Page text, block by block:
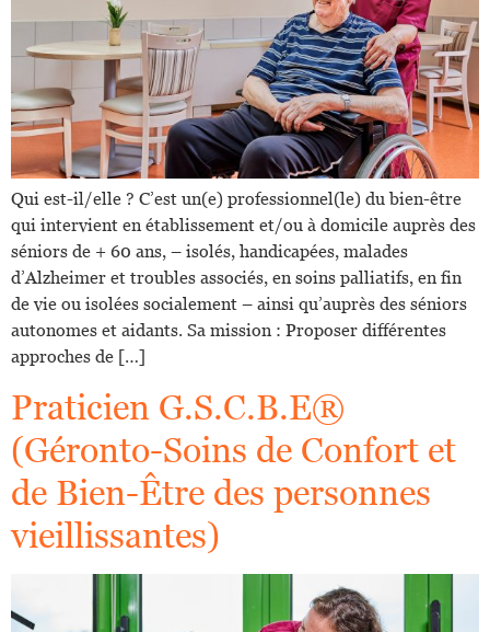
Qui est-il/elle ? C’est un(e) professionnel(le) du bien-être
qui intervient en établissement et/ou à domicile auprès des
séniors de + 60 ans, – isolés, handicapées, malades
d’Alzheimer et troubles associés, en soins palliatifs, en fin
de vie ou isolées socialement – ainsi qu’auprès des séniors
autonomes et aidants. Sa mission : Proposer différentes
approches de […]
Praticien G.S.C.B.E®
(Géronto-Soins de Confort et
de Bien-Être des personnes
vieillissantes)